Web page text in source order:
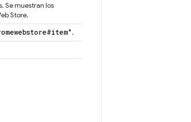
Se muestran los
Store.
.